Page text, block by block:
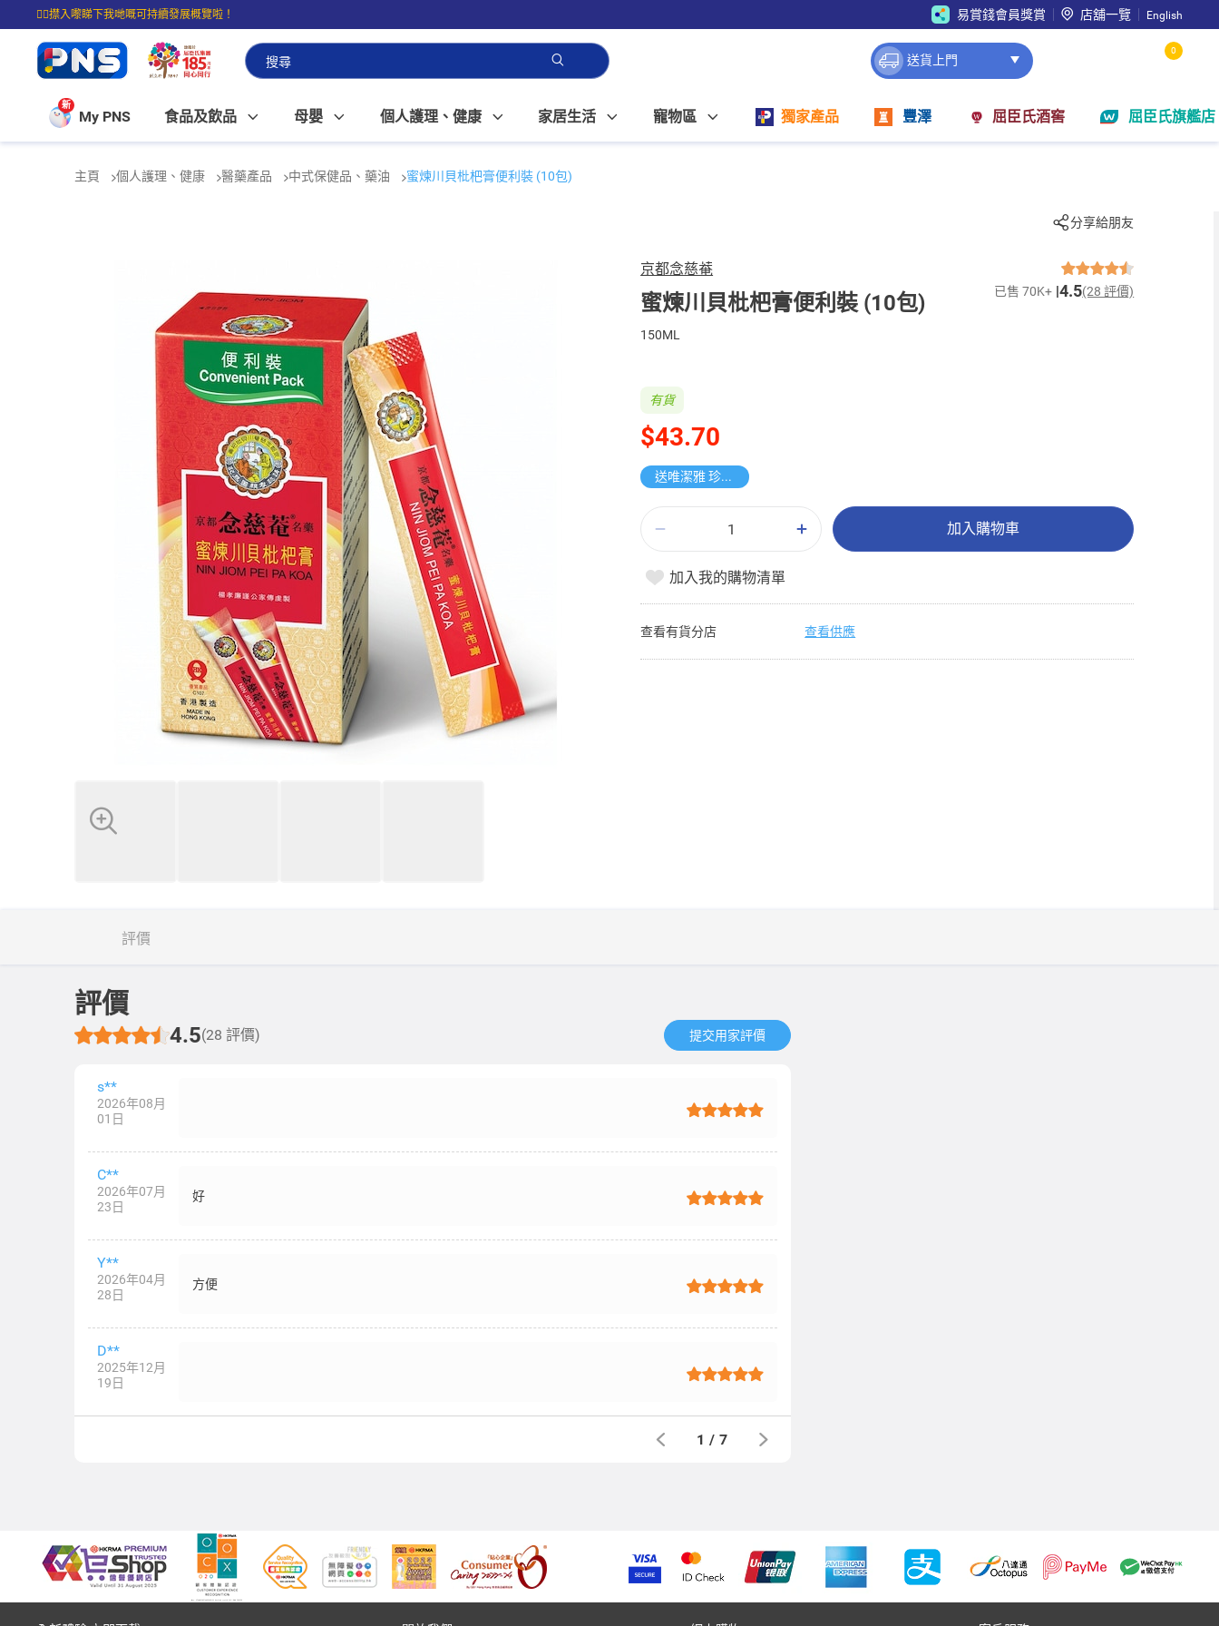
☝🏼㩒入嚟睇下我哋嘅可持續發展概覽啦！
⭐購物滿$399即享免費送貨；滿$100即可免費店取。
易賞錢會員獎賞 店舖一覽 English
送貨上門
0
新
My PNS 食品及飲品 母嬰 個人護理、健康 家居生活 寵物區 獨家產品 豐澤 屈臣氏酒窖 屈臣氏旗艦店
主頁 個人護理、健康 醫藥產品 中式保健品、藥油 蜜煉川貝枇杷膏便利裝 (10包)
分享給朋友
京都念慈菴
蜜煉川貝枇杷膏便利裝 (10包) 已售 70K+ 4.5(28 評價)
150ML
$43.70
有貨
送唯潔雅 珍寶紙手巾
加入購物車
加入我的購物清單
查看有貨分店 查看供應
評價
評價
4.5(28 評價) 提交用家評價​
s**
2026年08月
01日
C**
2026年07月
23日
好
Y**
2026年04月
28日
方便
D**
2025年12月
19日
1 / 7